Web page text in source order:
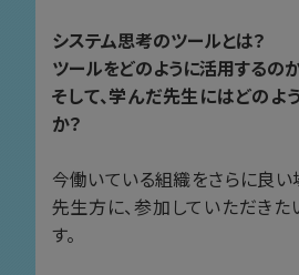
システム思考のツールとは？
ツールをどのように活用するの
そして、学んだ先生にはどのよ
か？
今働いている組織をさらに良い
先生方に、参加していただきた
す。